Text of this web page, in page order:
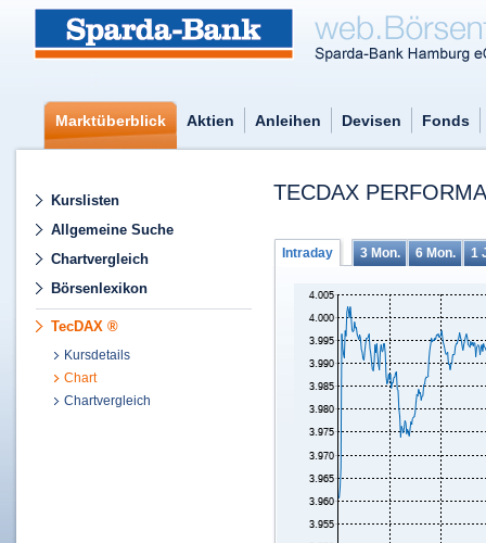
Marktüberblick Aktien Anleihen Devisen Fonds
Kurslisten
Allgemeine Suche
Chartvergleich
Börsenlexikon
TecDAX ®
Kursdetails
Chart
Chartvergleich
TECDAX
Intraday 3 Mon. 6 Mon. 1